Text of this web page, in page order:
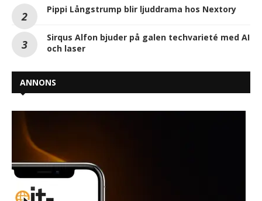
Pippi Långstrump blir ljuddrama hos Nextory
Sirqus Alfon bjuder på galen techvarieté med AI
och laser
ANNONS